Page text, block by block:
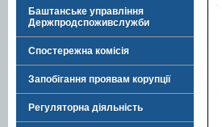
Баштанське управління
Держпродспоживслужби
Спостережна комісія
Запобігання проявам корупції
Регуляторна діяльність